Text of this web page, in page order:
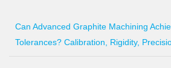
Can Advanced Graphite Machining
Tolerances? Calibration, Rigidity,